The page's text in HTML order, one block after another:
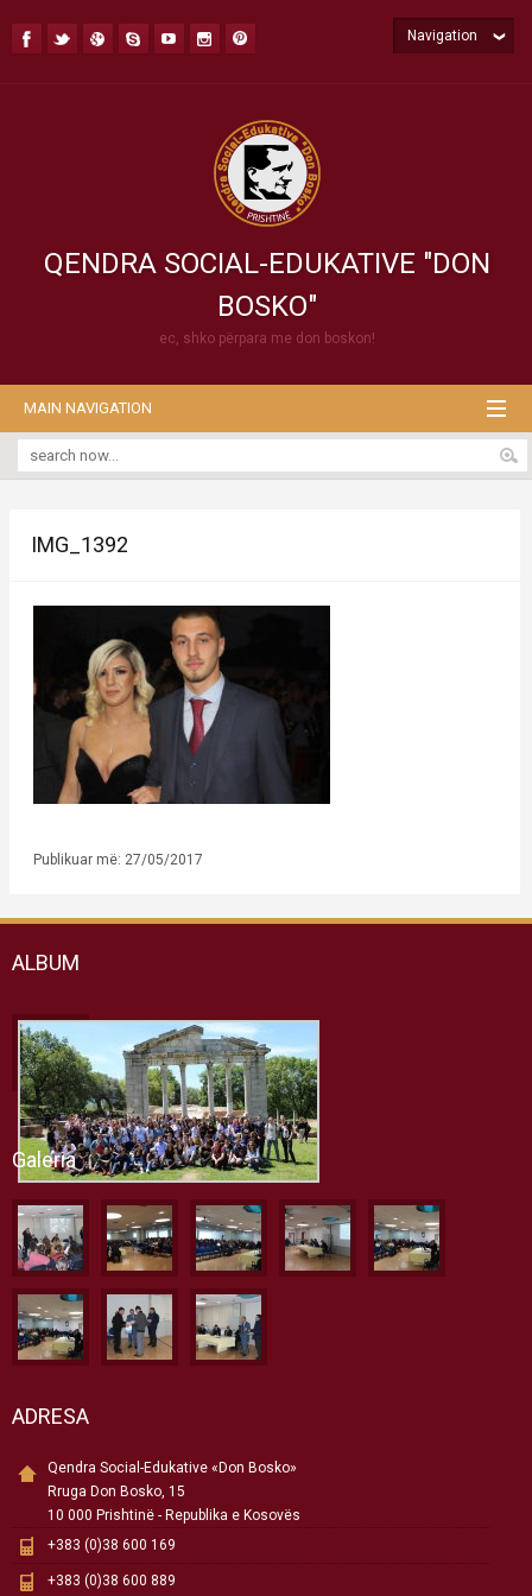
QENDRA SOCIAL-EDUKATIVE "DON
BOSKO"
ec, shko përpara me don boskon!
Navigation
MAIN NAVIGATION
IMG_1392
Publikuar më: 27/05/2017
ALBUM
Galeria
ADRESA
Qendra Social-Edukative «Don Bosko»
Rruga Don Bosko, 15
10 000 Prishtinë - Republika e Kosovës
+383 (0)38 600 169
+383 (0)38 600 889